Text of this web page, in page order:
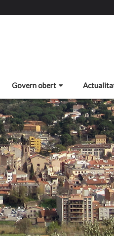
Govern obert